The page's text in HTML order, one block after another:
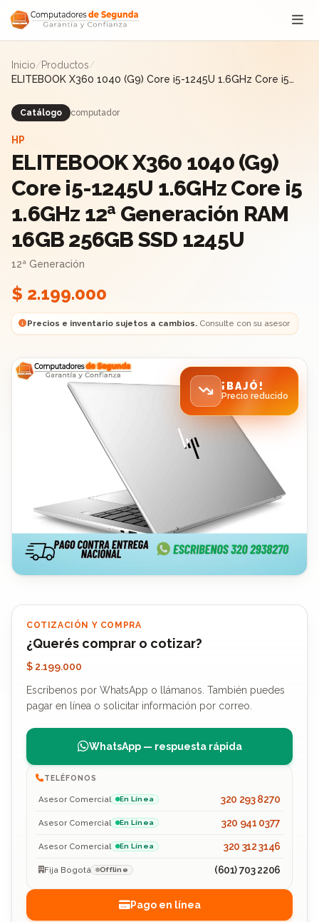
Saltar al contenido
Inicio/Productos/
ELITEBOOK X360 1040 (G9) Core i5-1245U 1.6GHz Core i5
Catálogo computador
HP
ELITEBOOK X360 1040 (G9)
Core i5-1245U 1.6GHz Core i5
1.6GHz 12ª Generación RAM
16GB 256GB SSD 1245U
12ª Generación
$ 2.199.000
Precios e inventario sujetos a cambios.Consulte con su asesor
¡BAJÓ!
Precio reducido
COTIZACIÓN Y COMPRA
¿Querés comprar o cotizar?
$ 2.199.000
Escríbenos por WhatsApp o llámanos. También puedes
pagar en línea o solicitar información por correo.
WhatsApp — respuesta rápida
TELÉFONOS
Asesor Comercial En Línea 320 293 8270
Asesor Comercial En Línea 320 941 0377
Asesor Comercial En Línea 320 312 3146
Fija Bogotá Offline (601) 703 2206
Pago en línea